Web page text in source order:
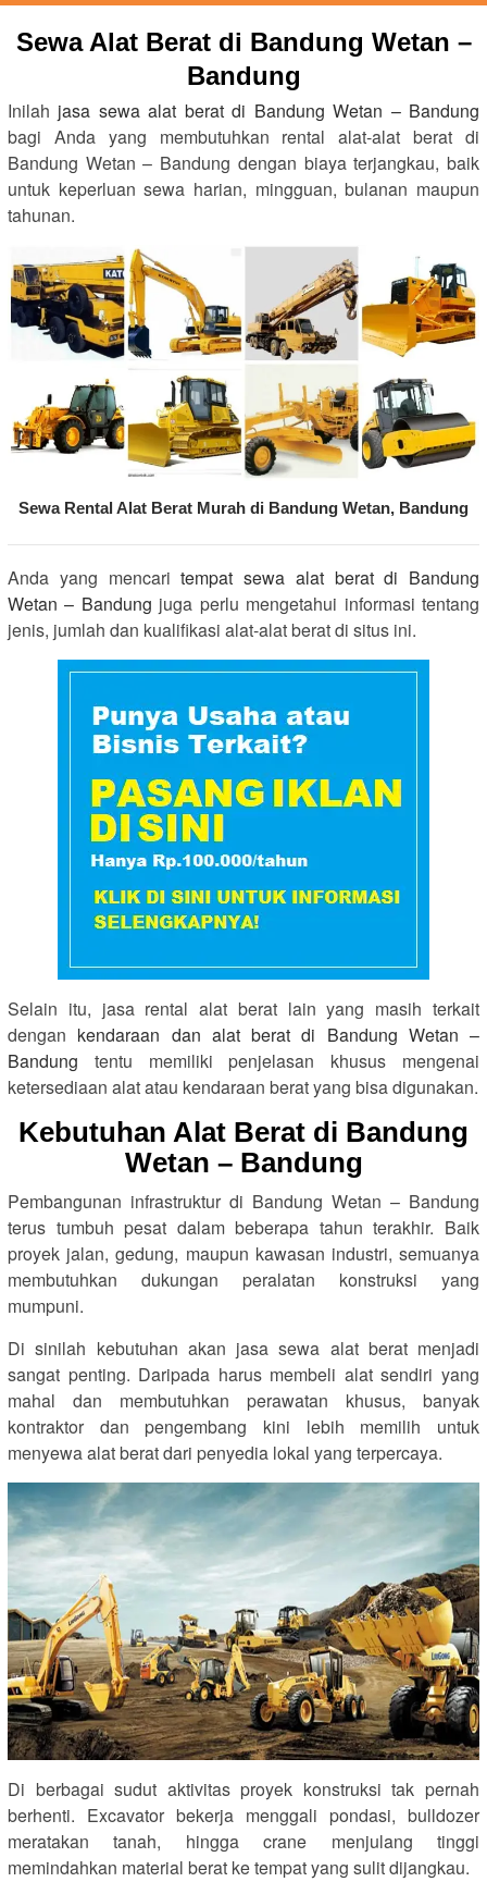
Sewa Alat Berat di Bandung Wetan –
Bandung
Inilah jasa sewa alat berat di Bandung Wetan – Bandung
bagi Anda yang membutuhkan rental alat-alat berat di
Bandung Wetan – Bandung dengan biaya terjangkau, baik
untuk keperluan sewa harian, mingguan, bulanan maupun
tahunan.
Sewa Rental Alat Berat Murah di Bandung Wetan, Bandung
Anda yang mencaritempat sewa alat berat di Bandung
Wetan – Bandung juga perlu mengetahui informasi tentang
jenis, jumlah dan kualifikasi alat-alat berat di situs ini.
Selain itu, jasa rental alat berat lain yang masih terkait
dengan kendaraan dan alat berat di Bandung Wetan –
Bandung tentu memiliki penjelasan khusus mengenai
ketersediaan alat atau kendaraan berat yang bisa digunakan.
Kebutuhan Alat Berat di Bandung
Wetan – Bandung
Pembangunan infrastruktur di Bandung Wetan – Bandung
terus tumbuh pesat dalam beberapa tahun terakhir. Baik
proyek jalan, gedung, maupun kawasan industri, semuanya
membutuhkan dukungan peralatan konstruksi yang
mumpuni.
Di sinilah kebutuhan akan jasa sewa alat berat menjadi
sangat penting. Daripada harus membeli alat sendiri yang
mahal dan membutuhkan perawatan khusus, banyak
kontraktor dan pengembang kini lebih memilih untuk
menyewa alat berat dari penyedia lokal yang terpercaya.
Di berbagai sudut aktivitas proyek konstruksi tak pernah
berhenti. Excavator bekerja menggali pondasi, bulldozer
meratakan tanah, hingga crane menjulang tinggi
memindahkan material berat ke tempat yang sulit dijangkau.